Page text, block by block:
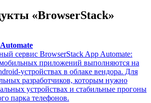
«BrowserStack»
сервис BrowserStack App Automate:
приложений выполняются на
устройствах в облаке вендора. Для
разработчиков, которым нужно
устройствах и стабильные прогоны
парка телефонов.